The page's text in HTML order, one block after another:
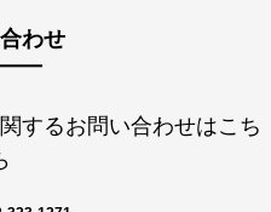
わせ
するお問い合わせはこち